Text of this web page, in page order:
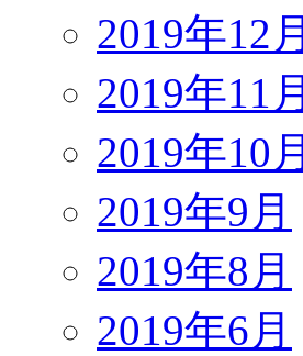
2019年12月
2019年11月
2019年10月
2019年9月
2019年8月
2019年6月